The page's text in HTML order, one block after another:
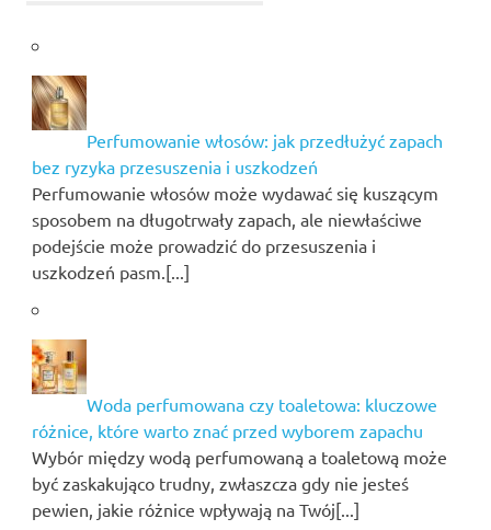
Perfumowanie włosów: jak przedłużyć zapach
bez ryzyka przesuszenia i uszkodzeń
Perfumowanie włosów może wydawać się kuszącym
sposobem na długotrwały zapach, ale niewłaściwe
podejście może prowadzić do przesuszenia i
uszkodzeń pasm.[...]
Woda perfumowana czy toaletowa: kluczowe
różnice, które warto znać przed wyborem zapachu
Wybór między wodą perfumowaną a toaletową może
być zaskakująco trudny, zwłaszcza gdy nie jesteś
pewien, jakie różnice wpływają na Twój[...]